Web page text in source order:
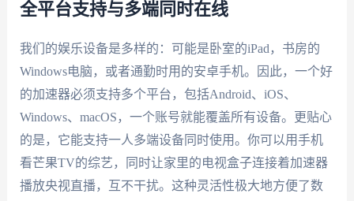
全平台支持与多端同时在线
我们的娱乐设备是多样的：可能是卧室的iPad，书房的
Windows电脑，或者通勤时用的安卓手机。因此，一个好
的加速器必须支持多个平台，包括Android、iOS、
Windows、macOS，一个账号就能覆盖所有设备。更贴心
的是，它能支持一人多端设备同时使用。你可以用手机
看芒果TV的综艺，同时让家里的电视盒子连接着加速器
播放央视直播，互不干扰。这种灵活性极大地方便了数